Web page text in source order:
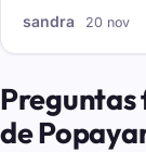
sandra 20 nov
Preguntas
de